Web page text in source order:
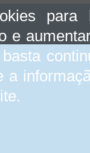
para
e
a